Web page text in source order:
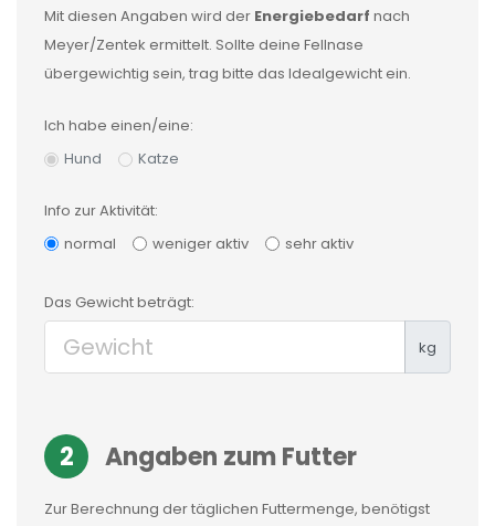
Mit diesen Angaben wird der Energiebedarf nach
Meyer/Zentek ermittelt. Sollte deine Fellnase
übergewichtig sein, trag bitte das Idealgewicht ein.
Ich habe einen/eine:
Hund
Katze
Info zur Aktivität:
normal
weniger aktiv sehr aktiv
Das Gewichtbeträgt:
kg
2 Angaben zum Futter
Zur Berechnung der täglichen Futtermenge, benötigst